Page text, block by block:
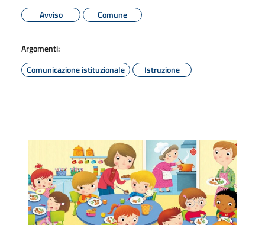
Avviso
Comune
Argomenti:
Comunicazione istituzionale
Istruzione